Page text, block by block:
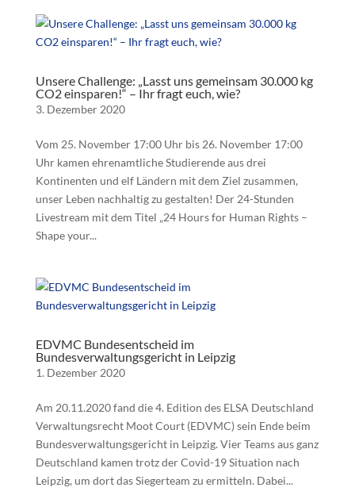
Unsere Challenge: „Lasst uns gemeinsam 30.000 kg
CO2 einsparen!“ – Ihr fragt euch, wie?
3. Dezember 2020
Vom 25. November 17:00 Uhr bis 26. November 17:00
Uhr kamen ehrenamtliche Studierende aus drei
Kontinenten und elf Ländern mit dem Ziel zusammen,
unser Leben nachhaltig zu gestalten! Der 24-Stunden
Livestream mit dem Titel „24 Hours for Human Rights –
Shape your...
EDVMC Bundesentscheid im
Bundesverwaltungsgericht in Leipzig
1. Dezember 2020
Am 20.11.2020 fand die 4. Edition des ELSA Deutschland
Verwaltungsrecht Moot Court (EDVMC) sein Ende beim
Bundesverwaltungsgericht in Leipzig. Vier Teams aus ganz
Deutschland kamen trotz der Covid-19 Situation nach
Leipzig, um dort das Siegerteam zu ermitteln. Dabei...